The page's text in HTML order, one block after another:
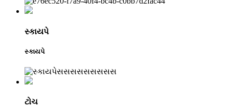
સ્કાયપે
સ્કાયપે
ટોચ